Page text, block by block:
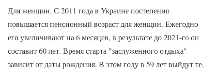
Для женщин. С 2011 года в Украине постепенно
повышается пенсионный возраст для женщин. Ежегодно
его увеличивают на 6 месяцев, в результате до 2021-го он
составит 60 лет. Время старта "заслуженного отдыха"
зависит от даты рождения. В этом году в 59 лет выйдут те,